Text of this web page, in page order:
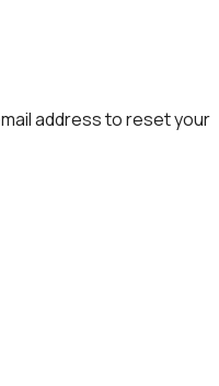
address to reset your